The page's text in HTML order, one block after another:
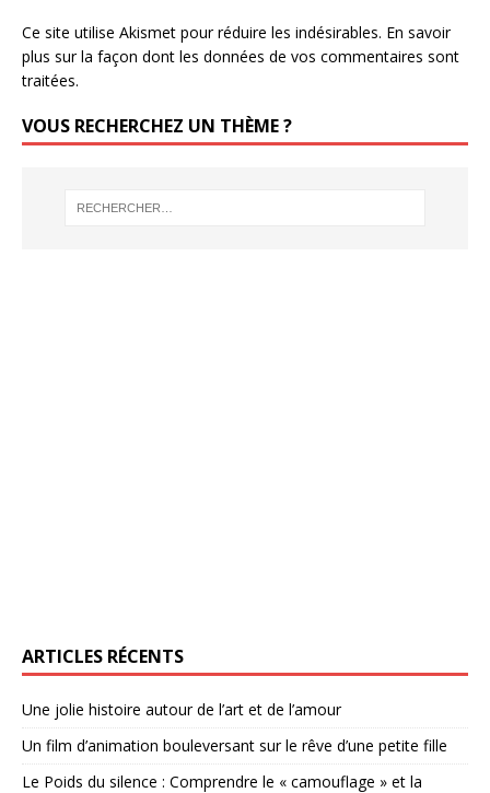
Ce site utilise Akismet pour réduire les indésirables. En savoir
plus sur la façon dont les données de vos commentaires sont
traitées.
VOUS RECHERCHEZ UN THÈME ?
ARTICLES RÉCENTS
Une jolie histoire autour de l’art et de l’amour
Un film d’animation bouleversant sur le rêve d’une petite fille
Le Poids du silence : Comprendre le « camouflage » et la